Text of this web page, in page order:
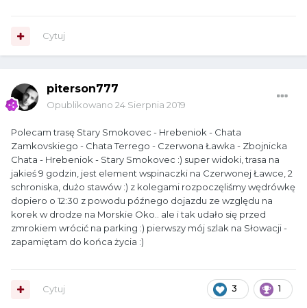
Cytuj
piterson777
Opublikowano 24 Sierpnia 2019
Polecam trasę Stary Smokovec - Hrebeniok - Chata
Zamkovskiego - Chata Terrego - Czerwona Ławka - Zbojnicka
Chata - Hrebeniok - Stary Smokovec :) super widoki, trasa na
jakieś 9 godzin, jest element wspinaczki na Czerwonej Ławce, 2
schroniska, dużo stawów :) z kolegami rozpoczęliśmy wędrówkę
dopiero o 12:30 z powodu późnego dojazdu ze względu na
korek w drodze na Morskie Oko.. ale i tak udało się przed
zmrokiem wrócić na parking :) pierwszy mój szlak na Słowacji -
zapamiętam do końca życia :)
3 1
Cytuj